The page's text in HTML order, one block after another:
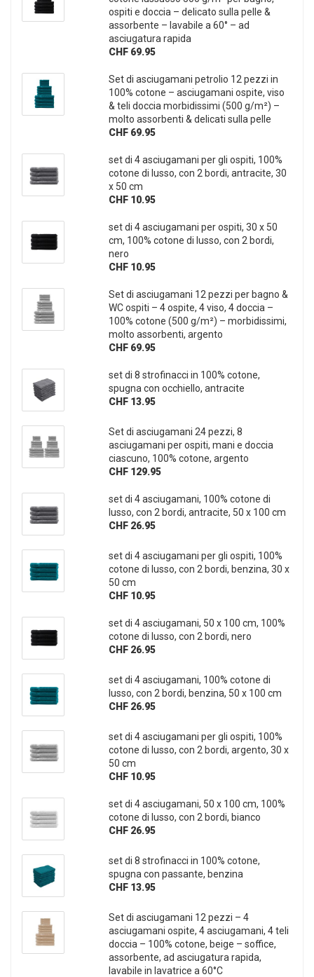
ospiti e doccia – delicato sulla pelle &
assorbente – lavabile a 60° – ad
asciugatura rapida
CHF 69.95
Set di asciugamani petrolio 12 pezzi in
100% cotone – asciugamani ospite, viso
& teli doccia morbidissimi (500 g/m²) –
molto assorbenti & delicati sulla pelle
CHF 69.95
set di 4 asciugamani per gli ospiti, 100%
cotone di lusso, con 2 bordi, antracite, 30
x 50 cm
CHF 10.95
set di 4 asciugamani per ospiti, 30 x 50
cm, 100% cotone di lusso, con 2 bordi,
nero
CHF 10.95
Set di asciugamani 12 pezzi per bagno &
WC ospiti – 4 ospite, 4 viso, 4 doccia –
100% cotone (500 g/m²) – morbidissimi,
molto assorbenti, argento
CHF 69.95
set di 8 strofinacci in 100% cotone,
spugna con occhiello, antracite
CHF 13.95
Set di asciugamani 24 pezzi, 8
asciugamani per ospiti, mani e doccia
ciascuno, 100% cotone, argento
CHF 129.95
set di 4 asciugamani, 100% cotone di
lusso, con 2 bordi, antracite, 50 x 100 cm
CHF 26.95
set di 4 asciugamani per gli ospiti, 100%
cotone di lusso, con 2 bordi, benzina, 30 x
50 cm
CHF 10.95
set di 4 asciugamani, 50 x 100 cm, 100%
cotone di lusso, con 2 bordi, nero
CHF 26.95
set di 4 asciugamani, 100% cotone di
lusso, con 2 bordi, benzina, 50 x 100 cm
CHF 26.95
set di 4 asciugamani per gli ospiti, 100%
cotone di lusso, con 2 bordi, argento, 30 x
50 cm
CHF 10.95
set di 4 asciugamani, 50 x 100 cm, 100%
cotone di lusso, con 2 bordi, bianco
CHF 26.95
set di 8 strofinacci in 100% cotone,
spugna con passante, benzina
CHF 13.95
Set di asciugamani 12 pezzi – 4
asciugamani ospite, 4 asciugamani, 4 teli
doccia – 100% cotone, beige – soffice,
assorbente, ad asciugatura rapida,
lavabile in lavatrice a 60°C